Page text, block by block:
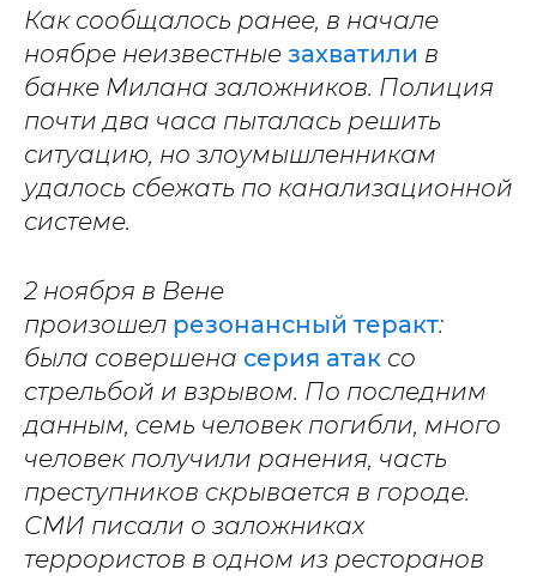
Как сообщалось ранее, в начале
ноябре неизвестные захватили в
банке Милана заложников. Полиция
почти два часа пыталась решить
ситуацию, но злоумышленникам
удалось сбежать по канализационной
системе.
2 ноября в Вене
произошел резонансный теракт:
была совершена серия атак со
стрельбой и взрывом. По последним
данным, семь человек погибли, много
человек получили ранения, часть
преступников скрывается в городе.
СМИ писали о заложниках
террористов в одном из ресторанов